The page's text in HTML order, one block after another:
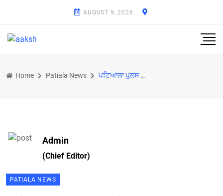
AUGUST 9, 2026
Home Patiala News ਪਟਿਆਲਾ ਪੁਲਸ ਵੱਲੋਂ ਲੁੱਟਾਖੋਹਾਂ ਕਰਨ ਵਾਲੇ ਗਿਰੋਹ ਦੇ ਮੈਂਬਰ ਪਿਸਟਲਾਂ ਸਮੇਤ ਕਾਬੂ
Admin
(Chief Editor)
PATIALA NEWS